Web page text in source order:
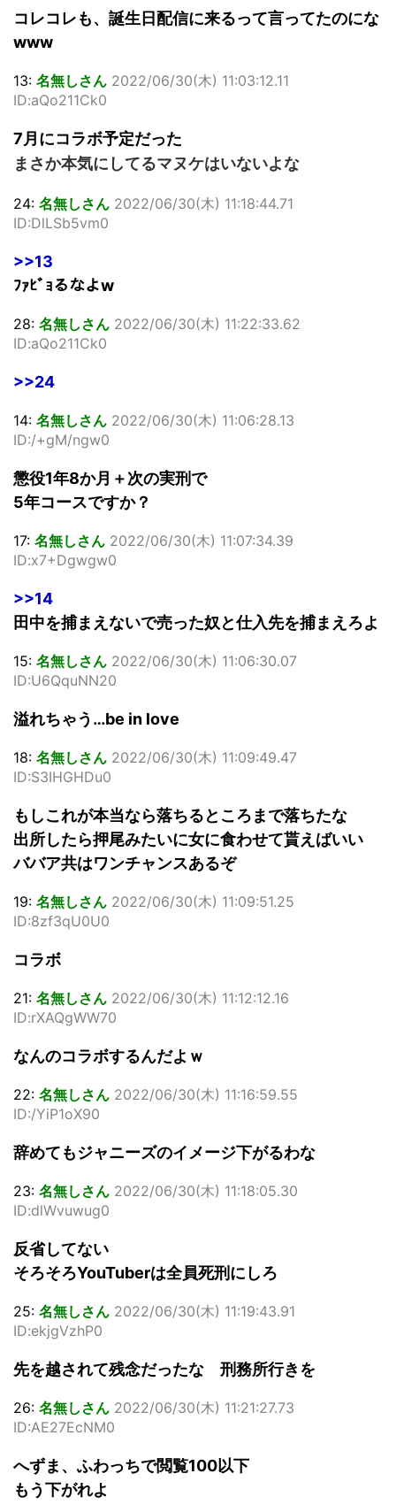
コレコレも、誕生日配信に来るって言ってたのにな
www
13: 名無しさん 2022/06/30(木) 11:03:12.11
ID:aQo211Ck0
7月にコラボ予定だった
まさか本気にしてるマヌケはいないよな
24: 名無しさん 2022/06/30(木) 11:18:44.71
ID:DlLSb5vm0
>>13
ﾌｧﾋﾞｮるなよw
28: 名無しさん 2022/06/30(木) 11:22:33.62
ID:aQo211Ck0
>>24
14: 名無しさん 2022/06/30(木) 11:06:28.13
ID:/+gM/ngw0
懲役1年8か月＋次の実刑で
5年コースですか？
17: 名無しさん 2022/06/30(木) 11:07:34.39
ID:x7+Dgwgw0
>>14
田中を捕まえないで売った奴と仕入先を捕まえろよ
15: 名無しさん 2022/06/30(木) 11:06:30.07
ID:U6QquNN20
溢れちゃう…be in love
18: 名無しさん 2022/06/30(木) 11:09:49.47
ID:S3IHGHDu0
もしこれが本当なら落ちるところまで落ちたな
出所したら押尾みたいに女に食わせて貰えばいい
ババア共はワンチャンスあるぞ
19: 名無しさん 2022/06/30(木) 11:09:51.25
ID:8zf3qU0U0
コラボ
21: 名無しさん 2022/06/30(木) 11:12:12.16
ID:rXAQgWW70
なんのコラボするんだよｗ
22: 名無しさん 2022/06/30(木) 11:16:59.55
ID:/YiP1oX90
辞めてもジャニーズのイメージ下がるわな
23: 名無しさん 2022/06/30(木) 11:18:05.30
ID:dlWvuwug0
反省してない
そろそろYouTuberは全員死刑にしろ
25: 名無しさん 2022/06/30(木) 11:19:43.91
ID:ekjgVzhP0
先を越されて残念だったな 刑務所行きを
26: 名無しさん 2022/06/30(木) 11:21:27.73
ID:AE27EcNM0
へずま、ふわっちで閲覧100以下
もう下がれよ